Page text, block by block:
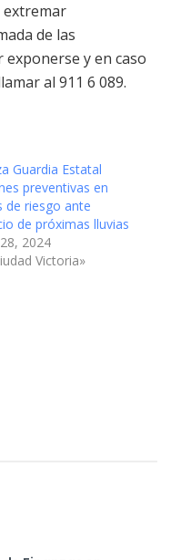
extremar
de las
y en caso
al 911 6 089.
Guardia Estatal
preventivas en
de riesgo ante
de próximas lluvias
2024
Victoria»